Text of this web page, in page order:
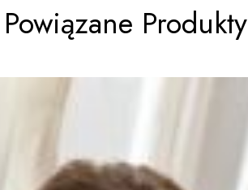
Powiązane Produkty